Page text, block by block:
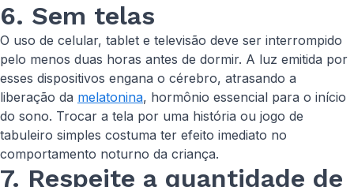
6. Sem telas
O uso de celular, tablet e televisão deve ser interrompido
pelo menos duas horas antes de dormir. A luz emitida por
esses dispositivos engana o cérebro, atrasando a
liberação da melatonina, hormônio essencial para o início
do sono. Trocar a tela por uma história ou jogo de
tabuleiro simples costuma ter efeito imediato no
comportamento noturno da criança.
7. Respeite a quantidade de